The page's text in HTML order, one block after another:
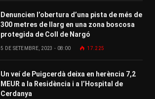
Denuncien l’obertura d’una pista de més de
300 metres de llarg en una zona boscosa
protegida de Coll de Nargó
5 DE SETEMBRE, 2023 - 08:00 17.225
Un veí de Puigcerdà deixa en herència 7,2
MEUR a la Residència i a l’Hospital de
Cerdanya